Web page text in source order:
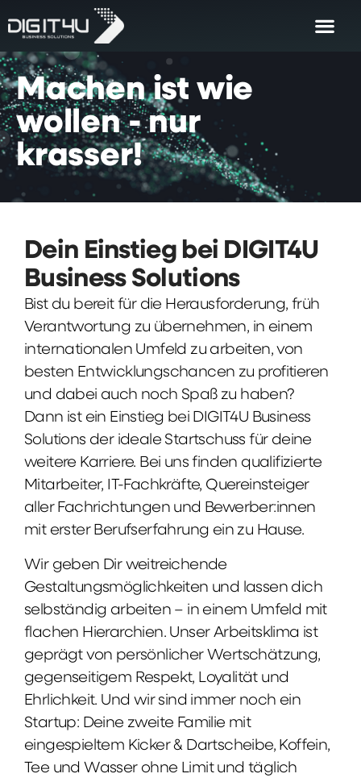
Machen ist wie
wollen - nur
krasser!
Dein Einstieg bei DIGIT4U
Business Solutions
Bist du bereit für die Herausforderung, früh
Verantwortung zu übernehmen, in einem
internationalen Umfeld zu arbeiten, von
besten Entwicklungschancen zu profitieren
und dabei auch noch Spaß zu haben?
Dann ist ein Einstieg bei DIGIT4U Business
Solutions der ideale Startschuss für deine
weitere Karriere. Bei uns finden qualifizierte
Mitarbeiter, IT-Fachkräfte, Quereinsteiger
aller Fachrichtungen und Bewerber:innen
mit erster Berufserfahrung ein zu Hause.
Wir geben Dir weitreichende
Gestaltungsmöglichkeiten und lassen dich
selbständig arbeiten – in einem Umfeld mit
flachen Hierarchien. Unser Arbeitsklima ist
geprägt von persönlicher Wertschätzung,
gegenseitigem Respekt, Loyalität und
Ehrlichkeit. Und wir sind immer noch ein
Startup: Deine zweite Familie mit
eingespieltem Kicker & Dartscheibe, Koffein,
Tee und Wasser ohne Limit und täglich